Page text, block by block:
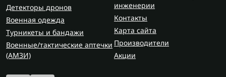
Детекторы дронов
Военная одежда
Турникеты и бандажи
Военные/тактические аптечки
(AMЗИ)
инженерии
Контакты
Карта сайта
Производители
Акции